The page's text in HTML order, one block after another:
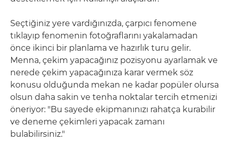
Seçtiğiniz yere vardığınızda, çarpıcı fenomene
tıklayıp fenomenin fotoğraflarını yakalamadan
önce ikinci bir planlama ve hazırlık turu gelir.
Menna, çekim yapacağınız pozisyonu ayarlamak ve
nerede çekim yapacağınıza karar vermek söz
konusu olduğunda mekan ne kadar popüler olursa
olsun daha sakin ve tenha noktalar tercih etmenizi
öneriyor: "Bu sayede ekipmanınızı rahatça kurabilir
ve deneme çekimleri yapacak zamanı
bulabilirsiniz."